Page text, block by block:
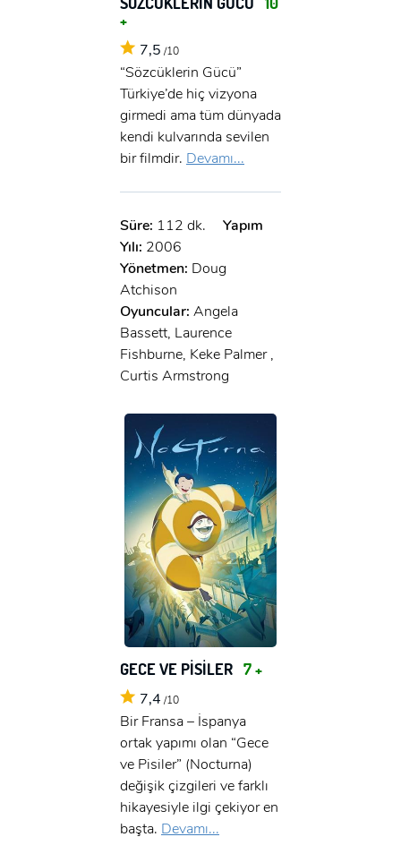
GIRIŞ YAP
ÜYE OL
Ad Soyad:
+
7,5 /10
“Sözcüklerin Gücü”
Türkiye’de hiç vizyona
girmedi ama tüm dünyada
kendi kulvarında sevilen
bir filmdir. Devamı...
Süre: 112 dk.
Yapım
Yılı: 2006
Yönetmen: Doug
Atchison
Oyuncular: Angela
Bassett, Laurence
Fishburne, Keke Palmer ,
Curtis Armstrong
GECE VE PİSİLER 7 +
7,4 /10
Bir Fransa – İspanya
ortak yapımı olan “Gece
ve Pisiler” (Nocturna)
değişik çizgileri ve farklı
hikayesiyle ilgi çekiyor en
başta. Devamı...